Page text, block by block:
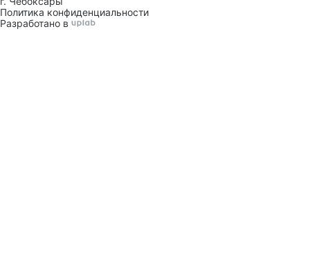
Политика конфиденциальности
Разработано в